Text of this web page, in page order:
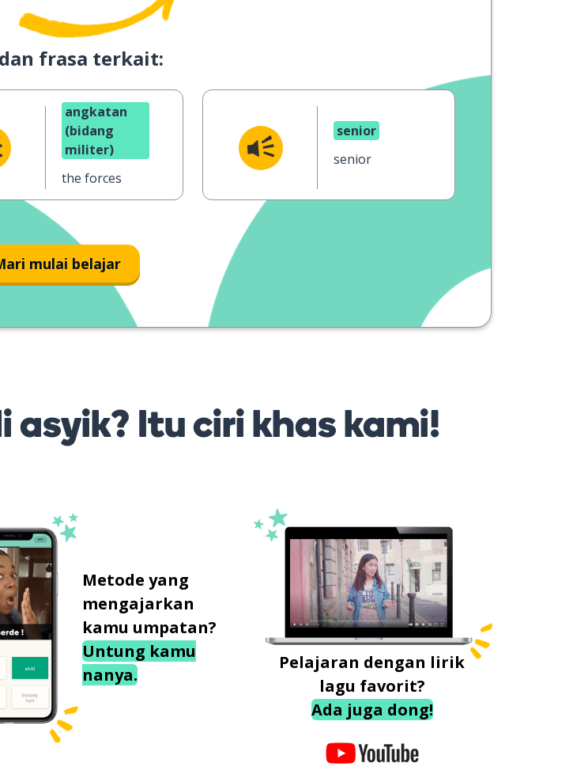
frasa terkait:
angkatan
(bidang
militer)
the forces
senior
senior
mulai belajar
asyik? Itu ciri khas kami!
Metode yang
mengajarkan
kamu umpatan?
Untung kamu
nanya.
Pelajaran dengan lirik
lagu favorit?
Ada juga dong!